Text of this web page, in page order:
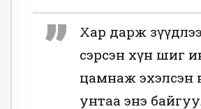
Хар дарж
сэрсэн хүн шиг
цамнаж эхэлсэн
унтаа энэ